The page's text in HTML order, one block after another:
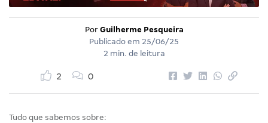
Por Guilherme Pesqueira
Publicado em 25/06/25
2 min. de leitura
2 0
Tudo que sabemos sobre: